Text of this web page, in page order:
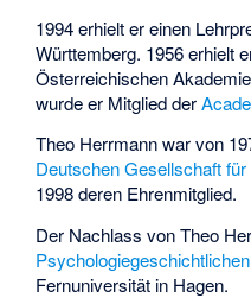
1994 erhielt er einen
Württemberg. 1956 erhielt
Österreichischen
wurde er Mitglied der
Theo Herrmann war von
Deutschen Gesellschaft
1998 deren Ehrenmitglied.
Der Nachlass von Theo
Fernuniversität in Hagen.